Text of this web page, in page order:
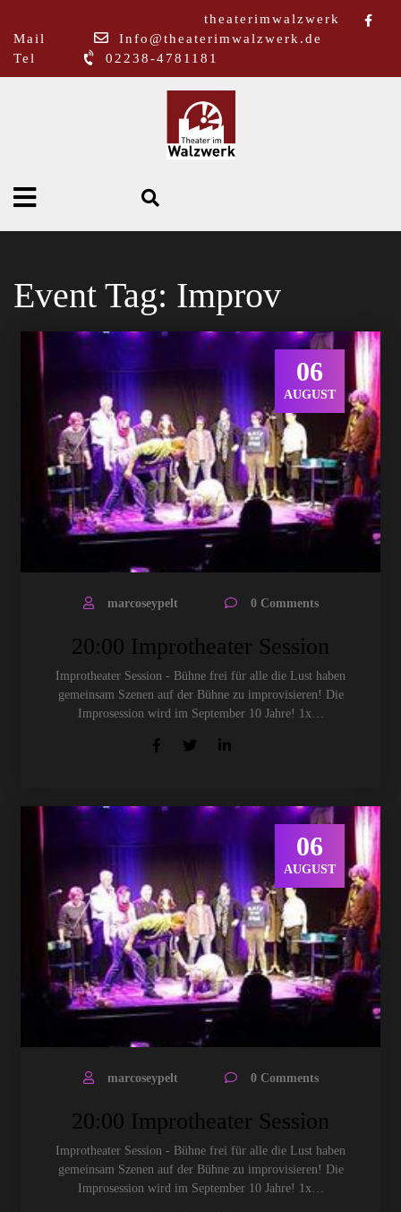
theaterimwalzwerk
Mail
Info@theaterimwalzwerk.de
Tel
02238-4781181
Event Tag: Improv
06
AUGUST
marcoseypelt 0 Comments
20:00 Improtheater Session
Improtheater Session - Bühne frei für alle die Lust haben
gemeinsam Szenen auf der Bühne zu improvisieren! Die
Improsession wird im September 10 Jahre! 1x…
06
AUGUST
marcoseypelt 0 Comments
20:00 Improtheater Session
Improtheater Session - Bühne frei für alle die Lust haben
gemeinsam Szenen auf der Bühne zu improvisieren! Die
Improsession wird im September 10 Jahre! 1x…